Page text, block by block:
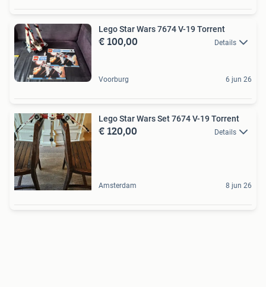
Lego Star Wars 7674 V-19 Torrent
€ 100,00 Details
Voorburg 6 jun 26
Lego Star Wars Set 7674 V-19 Torrent
€ 120,00 Details
Amsterdam 8 jun 26